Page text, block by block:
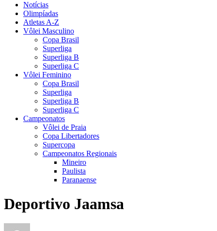
Notícias
Olimpíadas
Atletas A-Z
Vôlei Masculino
Copa Brasil
Superliga
Superliga B
Superliga C
Vôlei Feminino
Copa Brasil
Superliga
Superliga B
Superliga C
Campeonatos
Vôlei de Praia
Copa Libertadores
Supercopa
Campeonatos Regionais
Mineiro
Paulista
Paranaense
Deportivo Jaamsa